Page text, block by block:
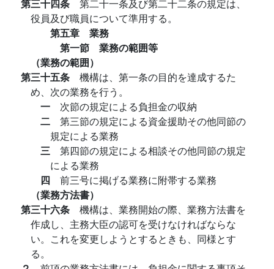
第三十四条 第二十一条及び第二十二条の規定は、
役員及び職員について準用する。
第五章 業務
第一節 業務の範囲等
（業務の範囲）
第三十五条 機構は、第一条の目的を達成するた
め、次の業務を行う。
一 次節の規定による負担金の収納
二 第三節の規定による資金援助その他同節の
規定による業務
三 第四節の規定による相談その他同節の規定
による業務
四 前三号に掲げる業務に附帯する業務
（業務方法書）
第三十六条 機構は、業務開始の際、業務方法書を
作成し、主務大臣の認可を受けなければならな
い。これを変更しようとするときも、同様とす
る。